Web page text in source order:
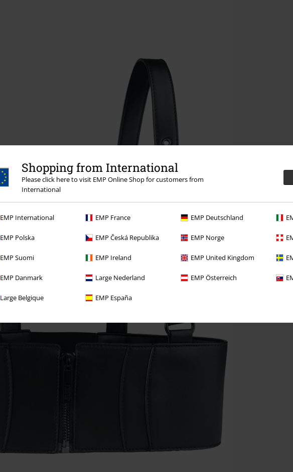
Shopping from International
Please click here to visit EMP Online Shop for customers from
International
EMP International EMP France EMP Deutschland
EMP Polska EMP Česká Republika EMP Norge
EMP Suomi EMP Ireland EMP United Kingdom
EMP Danmark Large Nederland EMP Österreich
Large Belgique EMP España